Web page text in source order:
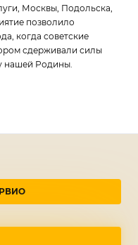
Москвы, Подольска,
позволило
когда советские
сдерживали силы
нашей Родины.
РВИО